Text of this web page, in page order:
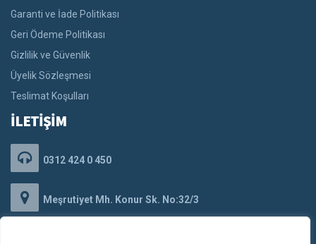
Garanti ve İade Politikası
Geri Ödeme Politikası
Gizlilik ve Güvenlik
Üyelik Sözleşmesi
Teslimat Koşulları
İLETİŞİM
0312 424 0 450
Meşrutiyet Mh. Konur Sk. No:32/3